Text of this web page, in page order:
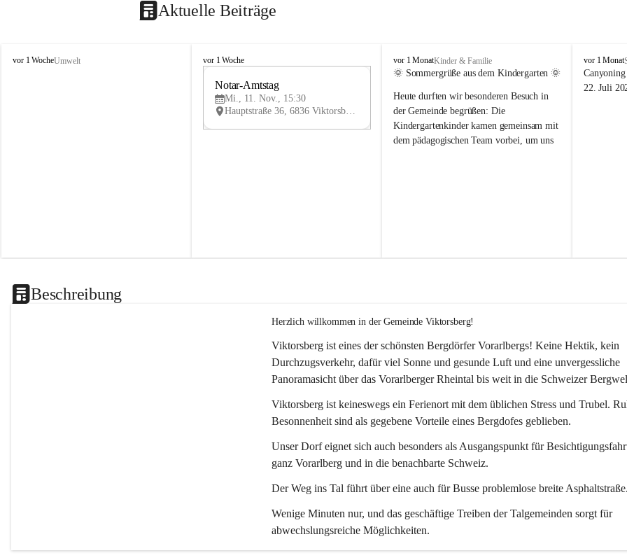
Aktuelle Beiträge
V
vor 1 WocheUmwelt
V
vor 1 Woche
V
Notar-Amtstag
Mi., 11. Nov., 15:30
Hauptstraße 36, 6836 Viktorsberg, AUT
V
i
t
o
r
s
vor 1 MonatKinder & Familie
🌞 Sommergrüße aus dem Kindergarten 🌞
Heute durften wir besonderen Besuch in
der Gemeinde begrüßen: Die
Kindergartenkinder kamen gemeinsam mit
dem pädagogischen Team vorbei, um uns
V
i
k
vor 1 Monat
22. Juli
Beschreibung
Herzlich willkommen in der Gemeinde Viktorsberg!
Viktorsberg ist eines der schönsten Bergdörfer Vorarlbergs! Keine Hektik, kein
Durchzugsverkehr, dafür viel Sonne und gesunde Luft und eine unvergessliche
Panoramasicht über das Vorarlberger Rheintal bis weit in die Schweizer
Viktorsberg ist keineswegs ein Ferienort mit dem üblichen Stress und Trubel.
Besonnenheit sind als gegebene Vorteile eines Bergdofes geblieben.
Unser Dorf eignet sich auch besonders als Ausgangspunkt für
ganz Vorarlberg und in die benachbarte Schweiz.
Der Weg ins Tal führt über eine auch für Busse problemlose breite
Wenige Minuten nur, und das geschäftige Treiben der Talgemeinden sorgt für
abwechslungsreiche Möglichkeiten.